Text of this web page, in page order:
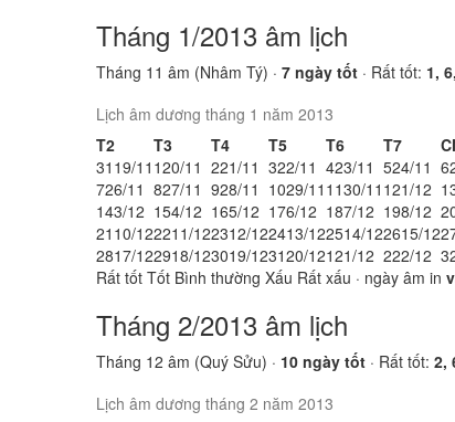
Tháng 1/2013 âm lịch
Tháng 11 âm (Nhâm Tý) · 7 ngày tốt · Rất tốt: 1,
Lịch âm dương tháng 1 năm 2013
T2
T3 T4 T5 T6 T7
31 19/11 120/11 221/11 322/11 423/11 524/11 6
726/11 827/11 928/11 1029/11 1130/11 121/12
143/12 154/12 165/12 176/12 187/12 198/12
21 10/122211/122312/122413/122514/122615/12
2817/122918/123019/123120/12121/12 222/12 3
Rất tốt Tốt Bình thường Xấu Rất xấu · ngày âm in
Tháng 2/2013 âm lịch
Tháng 12 âm (Quý Sửu) · 10 ngày tốt · Rất tốt: 2,
Lịch âm dương tháng 2 năm 2013